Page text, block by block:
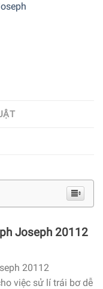
Joseph 20112
20112
việc sử lí trái bơ dễ